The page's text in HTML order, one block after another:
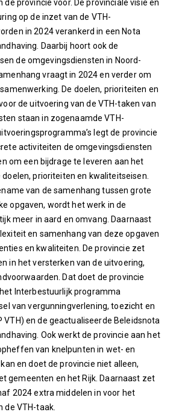
de provincie voor. De provinciale visie en
op de inzet van de VTH-
in 2024 verankerd in een Nota
Daarbij hoort ook de
de omgevingsdiensten in Noord-
vraagt in 2024 en verder om
De doelen, prioriteiten en
de uitvoering van de VTH-taken van
staan in zogenaamde VTH-
legt de provincie
activiteiten de omgevingsdiensten
om een bijdrage te leveren aan het
doelen, prioriteiten en kwaliteitseisen.
van de samenhang tussen grote
opgaven, wordt het werk in de
meer in aard en omvang. Daarnaast
en samenhang van deze opgaven
en kwaliteiten. De provincie zet
in het versterken van de uitvoering,
Dat doet de provincie
Interbestuurlijk programma
van vergunningverlening, toezicht en
VTH) en de geactualiseerde Beleidsnota
Ook werkt de provincie aan het
van knelpunten in wet- en
en doet de provincie niet alleen,
gemeenten en het Rijk. Daarnaast zet
2024 extra middelen in voor het
de VTH-taak.